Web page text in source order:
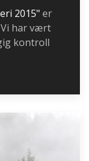
2015" er
Vi har vært
kontroll